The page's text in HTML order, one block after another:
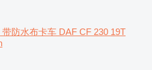
带防水布卡车 DAF CF 230 19T